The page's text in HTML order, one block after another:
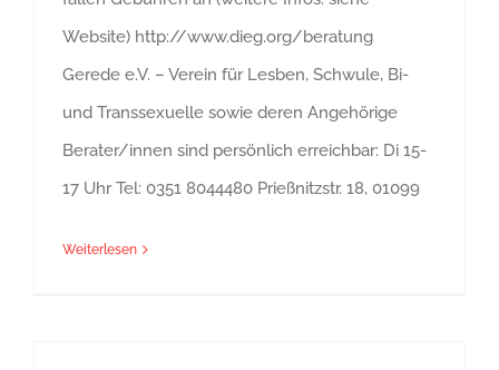
Website) http://www.dieg.org/beratung
Gerede e.V. – Verein für Lesben, Schwule, Bi-
und Transsexuelle sowie deren Angehörige
Berater/innen sind persönlich erreichbar: Di 15-
17 Uhr Tel: 0351 8044480 Prießnitzstr. 18, 01099
Weiterlesen